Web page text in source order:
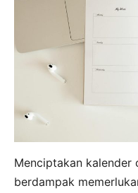
Menciptakan kalender
berdampak